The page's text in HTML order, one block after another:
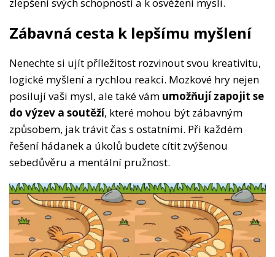
zlepšení svých schopností a k osvěžení mysli.
Zábavná cesta k lepšímu myšlení
Nenechte si ujít příležitost rozvinout svou kreativitu,
logické myšlení a rychlou reakci. Mozkové hry nejen
posilují vaši mysl, ale také vám umožňují zapojit se
do výzev a soutěží, které mohou být zábavným
způsobem, jak trávit čas s ostatními. Při každém
řešení hádanek a úkolů budete cítit zvýšenou
sebedůvěru a mentální pružnost.